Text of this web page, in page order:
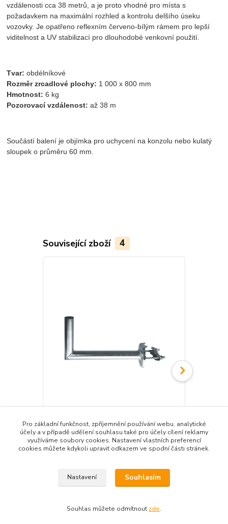
vzdálenosti cca 38 metrů, a je proto vhodné pro místa s
požadavkem na maximální rozhled a kontrolu delšího úseku
vozovky. Je opatřeno reflexním červeno-bílým rámem pro lepší
viditelnost a UV stabilizací pro dlouhodobé venkovní použití.
Tvar: obdélníkové
Rozměr zrcadlové plochy: 1 000 x 800 mm
Hmotnost: 6 kg
Pozorovací vzdálenost:až 38 m
Součástí balení je objímka pro uchycení na konzolu nebo kulatý
sloupek o průměru 60 mm.
Související zboží 4
593 Kč/ks
490 Kčbez DPH
956 Kč
790 Kč
Pro základní funkčnost, zpříjemnění používání webu, analytické
účely a v případě udělení souhlasu také pro účely cílení reklamy
využíváme soubory cookies. Nastavení vlastních preferencí
cookies můžete kdykoli upravit odkazem ve spodní části stránek.
Nastavení Souhlasím
Souhlas můžete odmítnout zde.